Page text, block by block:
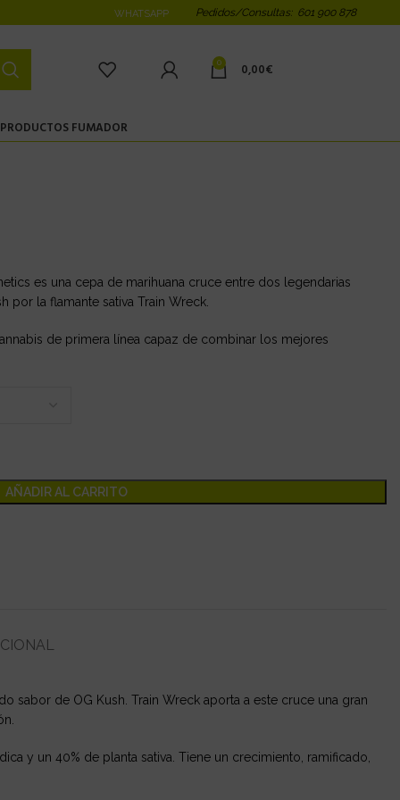
WHATSAPP Pedidos/Consultas: 601 900 878
0 0,00€
PRODUCTOS FUMADOR
es una cepa de marihuana cruce entre dos legendarias
por la flamante sativa Train Wreck.
de primera línea capaz de combinar los mejores
AÑADIR AL CARRITO
sabor de OG Kush. Train Wreck aporta a este cruce una gran
y un 40% de planta sativa. Tiene un crecimiento, ramificado,